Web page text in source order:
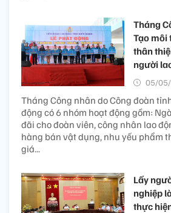
Tháng
Tạo môi
thân
người
05/05/
Tháng Công nhân do Công đoàn
động có 6 nhóm hoạt động gồm:
đãi cho đoàn viên, công nhân lao
hàng bán vật dụng, nhu yếu phẩm
giá...
Lấy
nghiệp
thực